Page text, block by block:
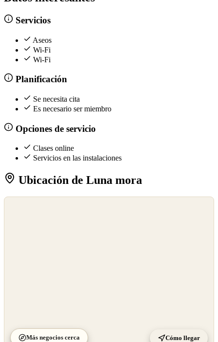
Servicios
Aseos
Wi-Fi
Wi-Fi
Planificación
Se necesita cita
Es necesario ser miembro
Opciones de servicio
Clases online
Servicios en las instalaciones
Ubicación de Luna mora
Más negocios cerca Cómo llegar